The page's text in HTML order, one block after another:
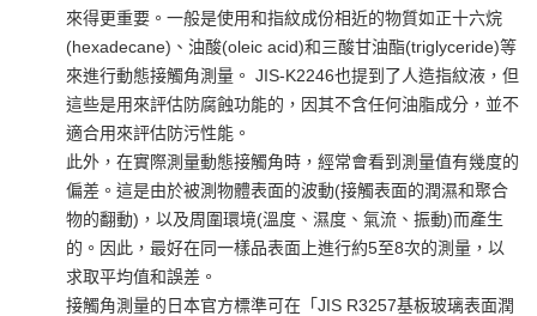
來得更重要。一般是使用和指紋成份相近的物質如正十六烷
(hexadecane)、油酸(oleic acid)和三酸甘油酯(triglyceride)等
來進行動態接觸角測量。 JIS-K2246也提到了人造指紋液，但
這些是用來評估防腐蝕功能的，因其不含任何油脂成分，並不
適合用來評估防污性能。
此外，在實際測量動態接觸角時，經常會看到測量值有幾度的
偏差。這是由於被測物體表面的波動(接觸表面的潤濕和聚合
物的翻動)，以及周圍環境(溫度、濕度、氣流、振動)而產生
的。因此，最好在同一樣品表面上進行約5至8次的測量，以
求取平均值和誤差。
接觸角測量的日本官方標準可在「JIS R3257基板玻璃表面潤